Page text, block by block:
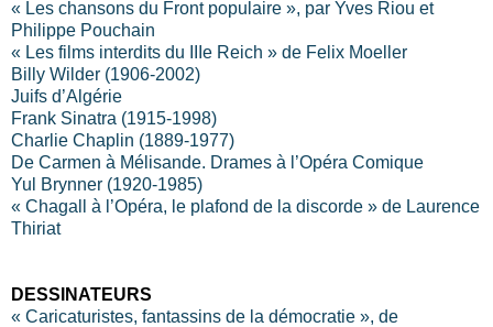
« Les chansons du Front populaire », par Yves Riou et
Philippe Pouchain
« Les films interdits du IIIe Reich » de Felix Moeller
Billy Wilder (1906-2002)
Juifs d’Algérie
Frank Sinatra (1915-1998)
Charlie Chaplin (1889-1977)
De Carmen à Mélisande. Drames à l’Opéra Comique
Yul Brynner (1920-1985)
« Chagall à l’Opéra, le plafond de la discorde » de Laurence
Thiriat
DESSINATEURS
« Caricaturistes, fantassins de la démocratie », de